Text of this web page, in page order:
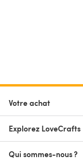
Votre achat
Explorez LoveCrafts
Qui sommes-nous ?